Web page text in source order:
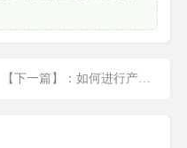
【下一篇】：如何进行产品分类才能实现业绩的倍增（创业者必备）